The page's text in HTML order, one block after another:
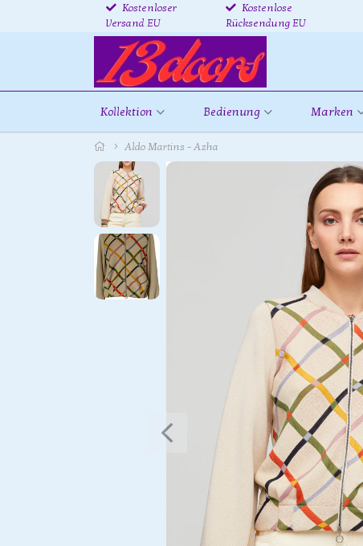
Kostenloser
Versand EU
Kostenlose
Rücksendung EU
Kollektion Bedienung Marken
Aldo Martins - Azha